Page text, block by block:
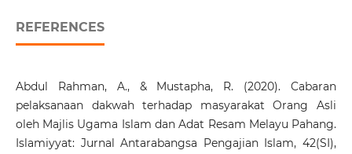
REFERENCES
Abdul Rahman, A., & Mustapha, R. (2020). Cabaran
pelaksanaan dakwah terhadap masyarakat Orang Asli
oleh Majlis Ugama Islam dan Adat Resam Melayu Pahang.
Islamiyyat: Jurnal Antarabangsa Pengajian Islam, 42(SI),